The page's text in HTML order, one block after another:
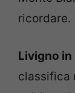
ricordare.
Livigno in
classifica